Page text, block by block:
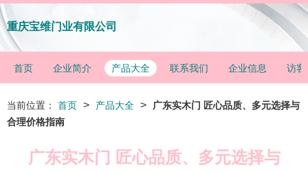
重庆宝维门业有限公司
首页 企业简介 产品大全 联系我们 企业信息 访客
当前位置： 首页 > 产品大全 >
广东实木门 匠心品质、多元选择与
合理价格指南
广东实木门 匠心品质、多元选择与